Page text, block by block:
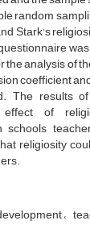
random
Stark's
the analysis of
coefficient
The results
effect of
schools
religiosity